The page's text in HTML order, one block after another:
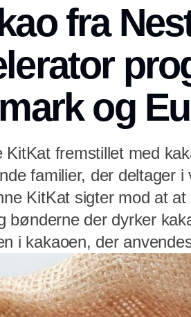
fra
og
fremstillet med
familier, der deltager i
KitKat sigter mod at at
bønderne der dyrker
i kakaoen, der